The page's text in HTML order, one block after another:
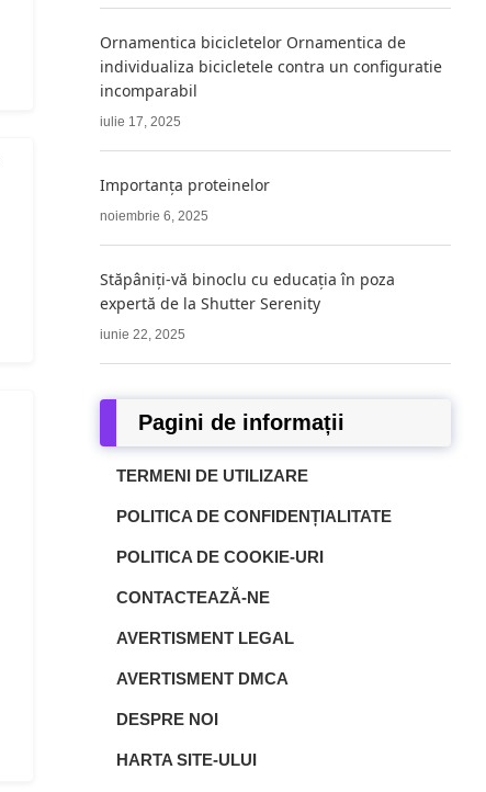
Ornamentica bicicletelor Ornamentica de
individualiza bicicletele contra un configuratie
incomparabil
iulie 17, 2025
Importanța proteinelor
noiembrie 6, 2025
Stăpâniți-vă binoclu cu educația în poza
expertă de la Shutter Serenity
iunie 22, 2025
Pagini de informații
TERMENI DE UTILIZARE
POLITICA DE CONFIDENȚIALITATE
POLITICA DE COOKIE-URI
CONTACTEAZĂ-NE
AVERTISMENT LEGAL
AVERTISMENT DMCA
DESPRE NOI
HARTA SITE-ULUI